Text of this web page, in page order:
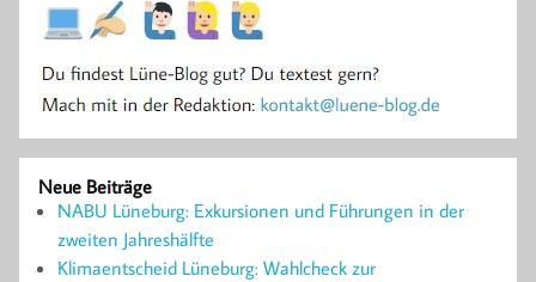
Neue Beiträge
NABU Lüneburg: Exkursionen und Führungen in der
zweiten Jahreshälfte
Klimaentscheid Lüneburg: Wahlcheck zur